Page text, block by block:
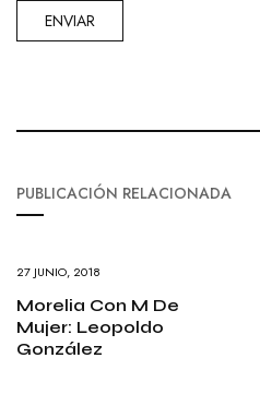
PUBLICACIÓN RELACIONADA
27 JUNIO, 2018
Morelia Con M De
Mujer: Leopoldo
González